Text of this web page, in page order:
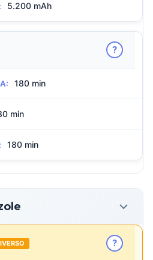
5.200 mAh
?
180 min
min
180 min
?